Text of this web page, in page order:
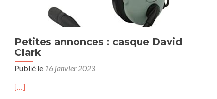
Petites annonces : casque David
Clark
Publié le 16 janvier 2023
[…]